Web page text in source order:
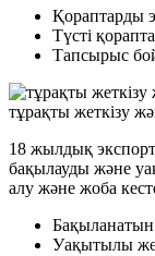
Қораптарды
Түсті
Тапсырыс
тұрақты жеткізу
18 жылдық
бақылауды және
алу және жоба
Бақыланатын
Уақытылы